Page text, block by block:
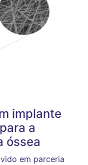
implante
a
óssea
em parceria